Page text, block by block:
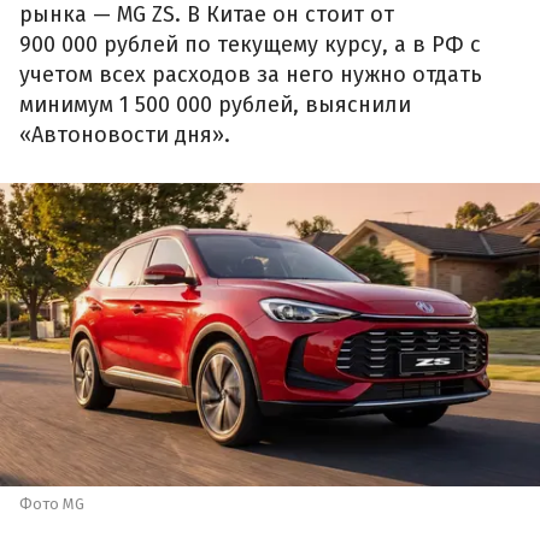
рынка — MG ZS. В Китае он стоит от
900 000 рублей по текущему курсу, а в РФ с
учетом всех расходов за него нужно отдать
минимум 1 500 000 рублей, выяснили
«Автоновости дня».
Фото MG